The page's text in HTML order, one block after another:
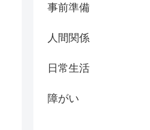
事前準備
人間関係
日常生活
障がい